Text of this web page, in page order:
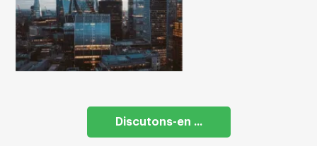
Discutons-en ...